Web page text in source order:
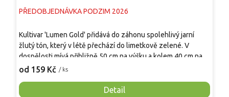
PŘEDOBJEDNÁVKA PODZIM 2026
od 159 Kč / ks
Detail
Kultivar 'Lumen Gold' přidává do záhonu spolehlivý jarní
žlutý tón, který v létě přechází do limetkově zelené. V
dospělosti mívá přibližně 50 cm na výšku a kolem 40 cm na
šířku, v době kvetení působí o něco vyšší. Jemné štětinovité
nádobě. Uplatní se v popředí trvalkových záhonů, na okrajích